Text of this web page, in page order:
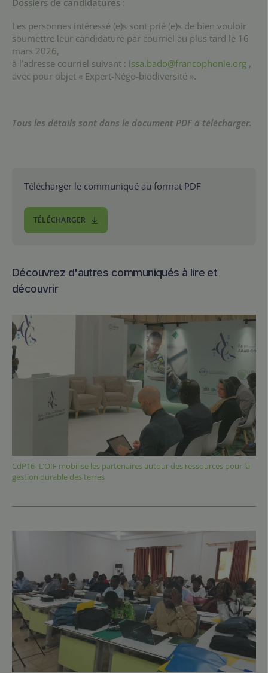
Dossiers de candidatures :
Les personnes intéressé (e)s sont prié (e)s de bien vouloir
soumettre leur candidature par courriel au plus tard le 16
mars 2026,
à l’adresse courriel suivant : issa.bado@francophonie.org ,
avec pour objet « Expert-Négo-biodiversité ».
Tous les détails sont dans le document PDF à télécharger.
Télécharger le communiqué au format PDF
TÉLÉCHARGER
Découvrez d'autres communiqués à lire et
découvrir
CdP16- L’OIF mobilise les partenaires autour des ressources pour la
gestion durable des terres